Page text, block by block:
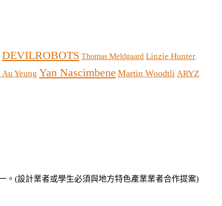
DEVILROBOTS Thomas Meldgaard Linzie Hunter
Yeung Yan Nascimbene Martin Woodtli ARYZ
。(設計業者或學生必須與地方特色產業業者合作提案)